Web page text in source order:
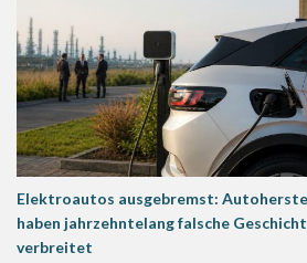
Elektroautos ausgebremst:
haben jahrzehntelang falsche
verbreitet